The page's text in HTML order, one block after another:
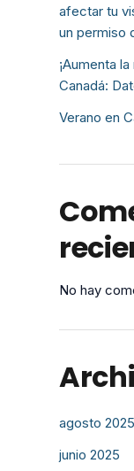
afectar tu
un permiso
¡Aumenta
Canadá:
Verano en
No hay
agosto 2025
junio 2025